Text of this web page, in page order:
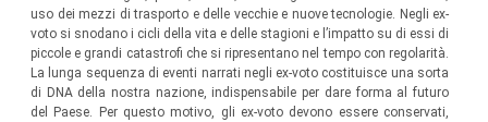
uso dei mezzi di trasporto e delle vecchie e nuove tecnologie. Negli ex-
voto si snodano i cicli della vita e delle stagioni e l’impatto su di essi di
piccole e grandi catastrofi che si ripresentano nel tempo con regolarità.
La lunga sequenza di eventi narrati negli ex-voto costituisce una sorta
di DNA della nostra nazione, indispensabile per dare forma al futuro
del Paese. Per questo motivo, gli ex-voto devono essere conservati,